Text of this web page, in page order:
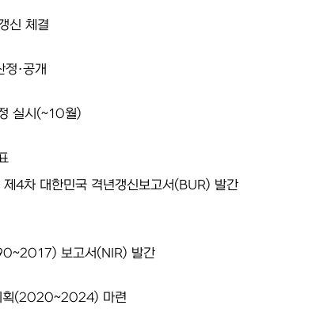
신 체결
·공개
실시(~10월)
4차 대한민국 격년갱신보고서(BUR) 발간
보고서(NIR) 발간
획(2020~2024) 마련